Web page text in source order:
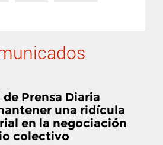
Prensa Diaria
una ridícula
en la negociación
colectivo